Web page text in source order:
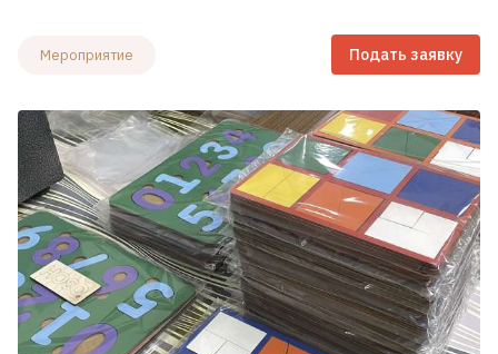
Мероприятие Подать заявку